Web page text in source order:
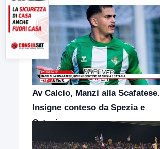
Av Calcio, Manzi alla Scafatese.
Insigne conteso da Spezia e
Catania